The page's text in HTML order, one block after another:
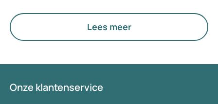
hormonen, stofwisseling en de werking van de
Lees meer
Onze klantenservice